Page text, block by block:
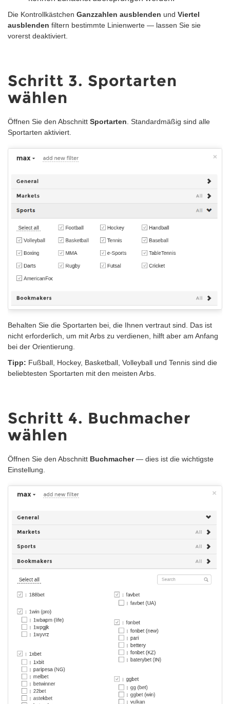
Die Kontrollkästchen Ganzzahlen ausblenden und Viertel
ausblenden filtern bestimmte Linienwerte — lassen Sie sie
vorerst deaktiviert.
Schritt 3. Sportarten
wählen
Öffnen Sie den Abschnitt Sportarten . Standardmäßig sind alle
Sportarten aktiviert.
Behalten Sie die Sportarten bei, die Ihnen vertraut sind. Das ist
nicht erforderlich, um mit Arbs zu verdienen, hilft aber am Anfang
bei der Orientierung.
Tipp: Fußball, Hockey, Basketball, Volleyball und Tennis sind die
beliebtesten Sportarten mit den meisten Arbs.
Schritt 4. Buchmacher
wählen
Öffnen Sie den Abschnitt Buchmacher— dies ist die wichtigste
Einstellung.